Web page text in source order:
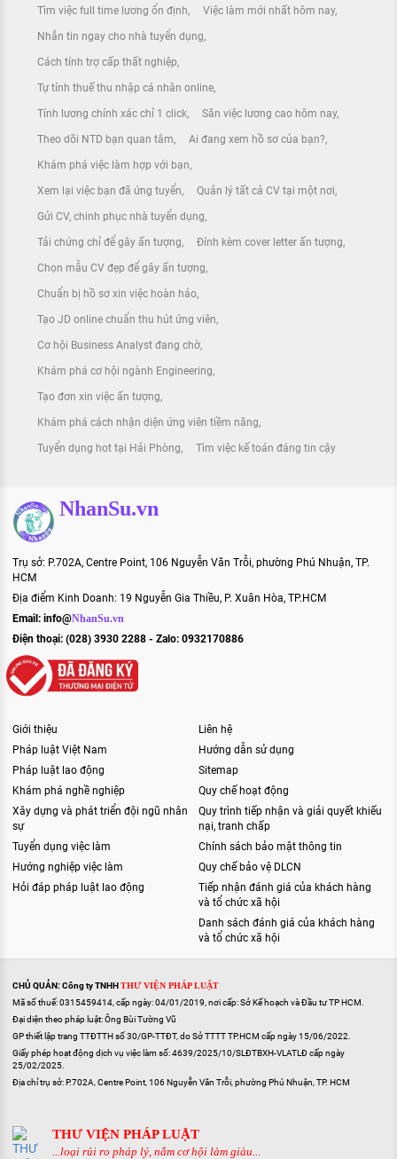
Tìm việc full time lương ổn định Việc làm mới nhất hôm nay
Nhắn tin ngay cho nhà tuyển dụng
Cách tính trợ cấp thất nghiệp
Tự tính thuế thu nhập cá nhân online
Tính lương chính xác chỉ 1 click Săn việc lương cao hôm nay
Theo dõi NTD bạn quan tâm Ai đang xem hồ sơ của bạn?
Khám phá việc làm hợp với bạn
Xem lại việc bạn đã ứng tuyển Quản lý tất cả CV tại một nơi
Gửi CV, chinh phục nhà tuyển dụng
Tải chứng chỉ để gây ấn tượng Đính kèm cover letter ấn tượng
Chọn mẫu CV đẹp để gây ấn tượng
Chuẩn bị hồ sơ xin việc hoàn hảo
Tạo JD online chuẩn thu hút ứng viên
Cơ hội Business Analyst đang chờ
Khám phá cơ hội ngành Engineering
Tạo đơn xin việc ấn tượng
Khám phá cách nhận diện ứng viên tiềm năng
Tuyển dụng hot tại Hải Phòng Tìm việc kế toán đáng tin cậy
NhanSu.vn
Trụ sở: P.702A, Centre Point, 106 Nguyễn Văn Trỗi, phường Phú Nhuận, TP.
HCM
Địa điểm Kinh Doanh: 19 Nguyễn Gia Thiều, P. Xuân Hòa, TP.HCM
Email: info@NhanSu.vn
Điện thoại: (028) 3930 2288 - Zalo: 0932170886
Giới thiệu
Pháp luật Việt Nam
Pháp luật lao động
Khám phá nghề nghiệp
Xây dựng và phát triển đội ngũ nhân
sự
Tuyển dụng việc làm
Hướng nghiệp việc làm
Hỏi đáp pháp luật lao động
Liên hệ
Hướng dẫn sử dụng
Sitemap
Quy chế hoạt động
Quy trình tiếp nhận và giải quyết khiếu
nại, tranh chấp
Chính sách bảo mật thông tin
Quy chế bảo vệ DLCN
Tiếp nhận đánh giá của khách hàng
và tổ chức xã hội
Danh sách đánh giá của khách hàng
và tổ chức xã hội
CHỦ QUẢN: Công ty TNHHTHƯ VIỆN PHÁP LUẬT
Mã số thuế: 0315459414, cấp ngày: 04/01/2019, nơi cấp: Sở Kế hoạch và Đầu tư TP HCM.
Đại diện theo pháp luật: Ông Bùi Tường Vũ
GP thiết lập trang TTĐTTH số 30/GP-TTĐT, do Sở TTTT TP.HCM cấp ngày 15/06/2022.
Giấy phép hoạt động dịch vụ việc làm số: 4639/2025/10/SLĐTBXH-VLATLĐ cấp ngày
25/02/2025.
Địa chỉ trụ sở: P.702A, Centre Point, 106 Nguyễn Văn Trỗi, phường Phú Nhuận, TP. HCM
THƯ VIỆN PHÁP LUẬT
...loại rủi ro pháp lý, nắm cơ hội làm giàu...